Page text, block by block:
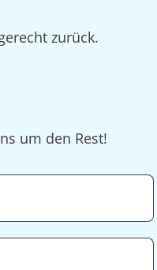
zurück.
um den Rest!